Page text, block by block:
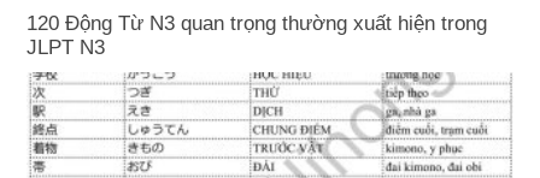
120 Động Từ N3 quan trọng thường xuất hiện trong
JLPT N3